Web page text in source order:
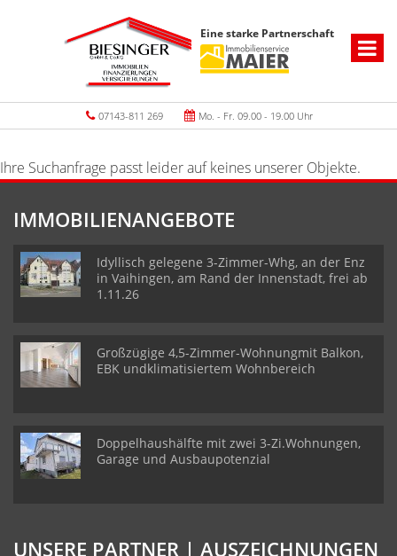
Eine starke Partnerschaft
07143-811 269 Mo. - Fr. 09.00 - 19.00 Uhr
Ihre Suchanfrage passt leider auf keines unserer Objekte.
IMMOBILIENANGEBOTE
Idyllisch gelegene 3-Zimmer-Whg, an der Enz
in Vaihingen, am Rand der Innenstadt, frei ab
1.11.26
Großzügige 4,5-Zimmer-Wohnungmit Balkon,
EBK undklimatisiertem Wohnbereich
Doppelhaushälfte mit zwei 3-Zi.Wohnungen,
Garage und Ausbaupotenzial
UNSERE PARTNER | AUSZEICHNUNGEN